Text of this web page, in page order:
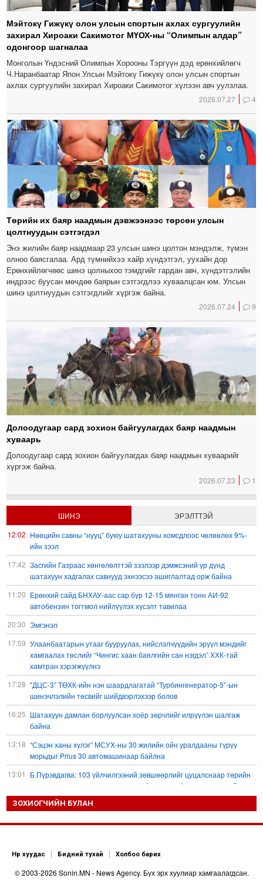
Мэйтокү Гижүкү олон улсын спортын ахлах сургуулийн
захирал Хироаки Сакимотог МҮОХ-ны “Олимпын алдар”
одонгоор шагналаа
Монголын Үндэсний Олимпын Хорооны Тэргүүн дэд ерөнхийлөгч
Ч.Наранбаатар Япон Улсын Мэйтокү Гижүкү олон улсын спортын
ахлах сургуулийн захирал Хироаки Сакимотог хүлээн авч уулзлаа.
2026.07.27 4
Төрийн их баяр наадмын дэвжээнээс төрсөн улсын
цолтнуудын сэтгэгдэл
Энэ жилийн баяр наадмаар 23 улсын шинэ цолтон мэндэлж, түмэн
олноо баясгалаа. Ард түмнийхээ хайр хүндэтгэл, уухайн дор
Ерөнхийлөгчөөс шинэ цолныхоо тэмдгийг гардан авч, хүндэтгэлийн
индрээс буусан мөчдөө баярын сэтгэгдлээ хуваалцсан юм. Улсын
шинэ цолтнуудын сэтгэгдлийг хүргэж байна.
2026.07.24 9
Долоодугаар сард зохион байгуулагдах баяр наадмын
хуваарь
Долоодугаар сард зохион байгуулагдах баяр наадмын хуваарийг
хүргэж байна.
2026.07.23 1
ШИНЭ
ЭРЭЛТТЭЙ
12:02 Нөөцийн савны “нууц” буюу шатахууны хомсдлоос чөлөөлөх 9%-
ийн зээл
17:42 Засгийн Газраас хөнгөлөлттэй зээлээр дэмжсэний үр дүнд
шатахуун хадгалах савнууд эхнээсээ ашиглалтад орж байна
11:20 Ерөнхий сайд БНХАУ-аас сар бүр 12-15 мянган тонн АИ-92
автобензин тогтмол нийлүүлэх хүсэлт тавилаа
20:30 Эмгэнэл
17:59 Улаанбаатарын утааг бууруулах, нийслэлчүүдийн эрүүл мэндийг
хамгаалах төслийг “Чингис хаан баялгийн сан нэгдэл” ХХК-тай
хамтран хэрэгжүүлнэ
17:28 "ДЦС-3” ТӨХК-ийн нэн шаардлагатай “Турбингенератор-5”-ын
шинэчлэлийн төсвийг шийдвэрлэхээр болов
16:25 Шатахуун дамлан борлуулсан хоёр зөрчлийг илрүүлэн шалгаж
байна
13:18 “Сэцэн ханы хүлэг” МСУХ-ны 30 жилийн ойн уралдааны түрүү
морьдыг Prius 30 автомашинаар байлна
13:01
Б.Пүрэвдагва: 103 үйлчилгээний зөвшөөрлийг цуцалснаар төрийн
хүнд суртал, олон шат дамжлагыг бууруулж, бизнесээ саадгүй
өргөжүүлэх боломжтой боллоо
шийдвэрлэхийг хүсвэл зэвсэг нийлүүлэхээ зогсоох ёстой гэжээ
сургуулилалт боллоо
11:54 Д.Трамп: АНУ сум, зэвсгийн нөөцөө нэмэгдүүлэх шаардлагатай
ЗОХИОГЧИЙН БУЛАН
Нүүр хуудас Бидний тухай Холбоо барих
© 2003-2026 Sonin.MN - News Agency. Бүх эрх хуулиар хамгаалагдсан.